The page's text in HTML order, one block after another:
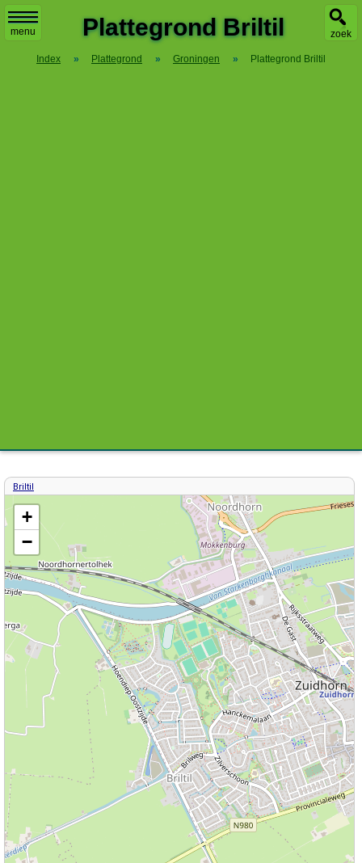
menu zoek
Plattegrond Briltil
Index » Plattegrond » Groningen » Plattegrond Briltil
Briltil
Kaart / Plattegrond Briltil centrum
+
−